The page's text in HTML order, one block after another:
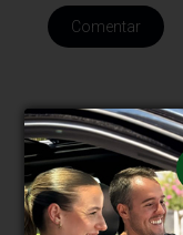
Comentar